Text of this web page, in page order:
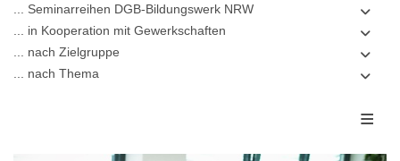
... Seminarreihen DGB-Bildungswerk NRW
... in Kooperation mit Gewerkschaften
... nach Zielgruppe
... nach Thema